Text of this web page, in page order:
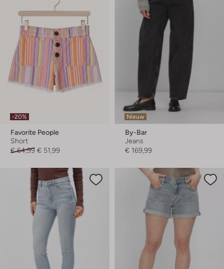
-20%
Favorite People
Short
€ 64,99 € 51,99
Nieuw
By-Bar
Jeans
€ 169,99